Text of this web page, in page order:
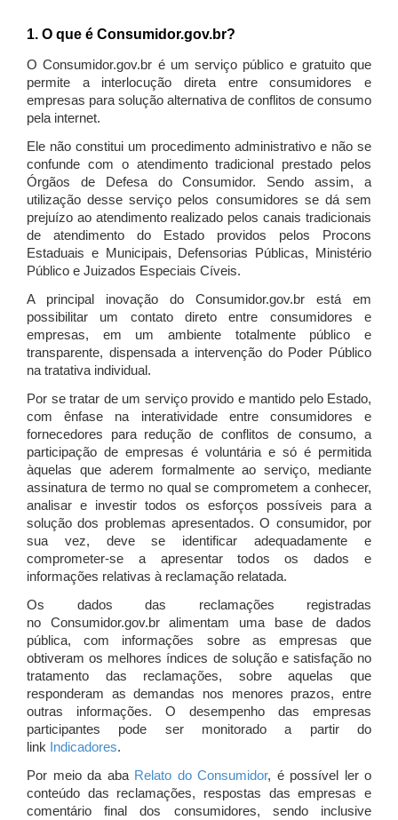
1. O que é Consumidor.gov.br?
O Consumidor.gov.br é um serviço público e gratuito que
permite a interlocução direta entre consumidores e
empresas para solução alternativa de conflitos de consumo
pela internet.
Ele não constitui um procedimento administrativo e não se
confunde com o atendimento tradicional prestado pelos
Órgãos de Defesa do Consumidor. Sendo assim, a
utilização desse serviço pelos consumidores se dá sem
prejuízo ao atendimento realizado pelos canais tradicionais
de atendimento do Estado providos pelos Procons
Estaduais e Municipais, Defensorias Públicas, Ministério
Público e Juizados Especiais Cíveis.
A principal inovação do Consumidor.gov.br está em
possibilitar um contato direto entre consumidores e
empresas, em um ambiente totalmente público e
transparente, dispensada a intervenção do Poder Público
na tratativa individual.
Por se tratar de um serviço provido e mantido pelo Estado,
com ênfase na interatividade entre consumidores e
fornecedores para redução de conflitos de consumo, a
participação de empresas é voluntária e só é permitida
àquelas que aderem formalmente ao serviço, mediante
assinatura de termo no qual se comprometem a conhecer,
analisar e investir todos os esforços possíveis para a
solução dos problemas apresentados. O consumidor, por
sua vez, deve se identificar adequadamente e
comprometer-se a apresentar todos os dados e
informações relativas à reclamação relatada.
Os dados das reclamações registradas
no Consumidor.gov.br alimentam uma base de dados
pública, com informações sobre as empresas que
obtiveram os melhores índices de solução e satisfação no
tratamento das reclamações, sobre aquelas que
responderam as demandas nos menores prazos, entre
outras informações. O desempenho das empresas
participantes pode ser monitorado a partir do
link Indicadores.
Por meio da aba Relato do Consumidor, é possível ler o
conteúdo das reclamações, respostas das empresas e
comentário final dos consumidores, sendo inclusive